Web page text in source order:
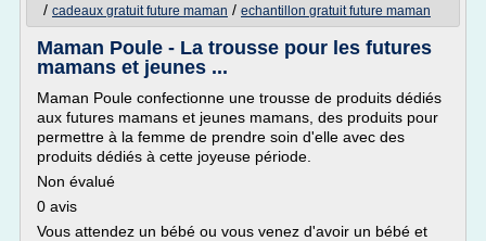
/ cadeaux gratuit future maman / echantillon gratuit future maman
Maman Poule - La trousse pour les futures
mamans et jeunes ...
Maman Poule confectionne une trousse de produits dédiés
aux futures mamans et jeunes mamans, des produits pour
permettre à la femme de prendre soin d'elle avec des
produits dédiés à cette joyeuse période.
Non évalué
0 avis
Vous attendez un bébé ou vous venez d'avoir un bébé et